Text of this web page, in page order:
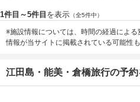
1件目～5件目 を表示 （全5件中）
※施設情報については、時間の経過によ
情報が当サイトに掲載されている可能性も
江田島・能美・倉橋旅行の予約